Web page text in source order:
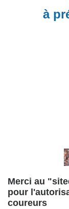
à
Merci au
pour
coureurs